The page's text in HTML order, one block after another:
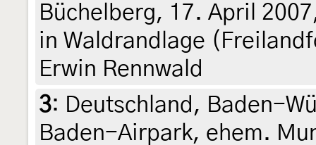
Büchelberg, 17. April
in Waldrandlage
Erwin Rennwald
3: Deutschland, Baden-
Baden-Airpark, ehem.